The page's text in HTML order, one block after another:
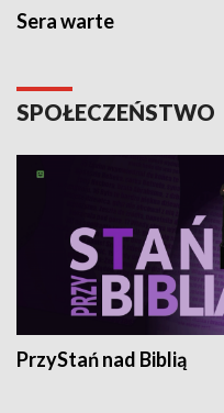
Sera warte
SPOŁECZEŃSTWO
PrzyStań nad Biblią